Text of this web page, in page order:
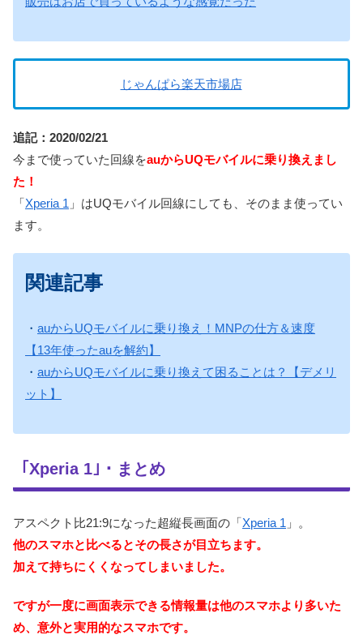
じゃんぱら楽天市場店
追記：2020/02/21
今まで使っていた回線をauからUQモバイルに乗り換えまし
た！
「Xperia 1 」はUQモバイル回線にしても、そのまま使ってい
ます。
関連記事
・ auからUQモバイルに乗り換え！MNPの仕方＆速度
【13年使ったauを解約】
・ auからUQモバイルに乗り換えて困ることは？【デメリ
ット】
｢Xperia 1｣・まとめ
アスペクト比21:9になった超縦長画面の「Xperia 1 」。
他のスマホと比べるとその長さが目立ちます。
加えて持ちにくくなってしまいました。
ですが一度に画面表示できる情報量は他のスマホより多いた
め、意外と実用的なスマホです。